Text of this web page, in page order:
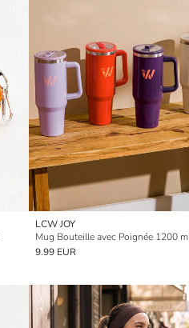
LCW JOY
Mug Bouteille avec Poignée 1200
9.99 EUR